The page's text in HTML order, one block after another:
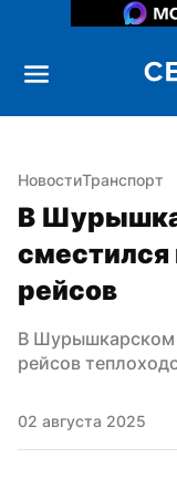
НовостиТранспорт
В
рейсов
В Шурышкарском
рейсов
02 августа 2025